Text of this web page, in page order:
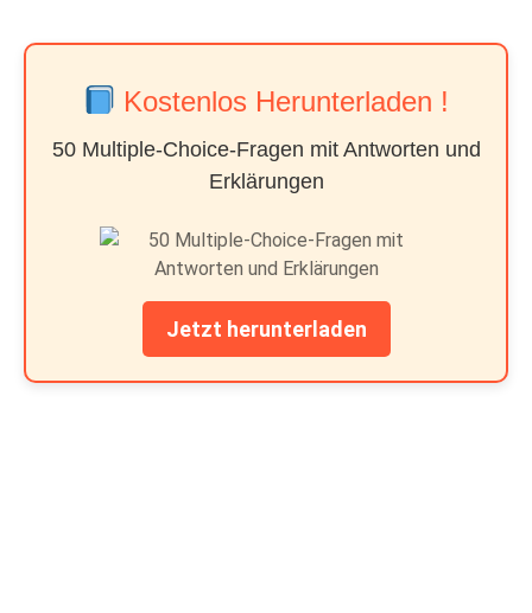
Kostenlos Herunterladen !
50 Multiple-Choice-Fragen mit Antworten und
Erklärungen
Jetzt herunterladen